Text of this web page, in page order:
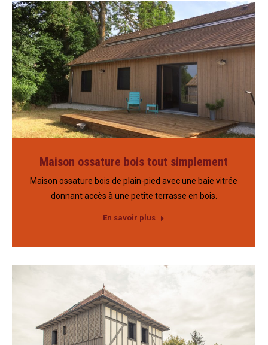
Maison ossature bois tout simplement
Maison ossature bois de plain-pied avec une baie vitrée
donnant accès à une petite terrasse en bois.
En savoir plus